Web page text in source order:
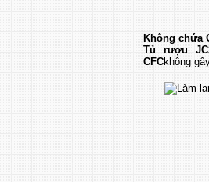
Không chứa
Tủ rượu
CFCkhông